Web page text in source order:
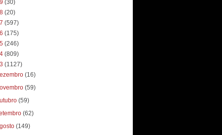
(30)
(20)
(597)
(175)
(246)
(809)
(1127)
(16)
(59)
(59)
(62)
(149)